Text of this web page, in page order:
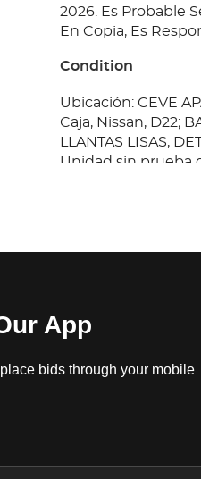
2026. Es Probable
En Copia, Es
Condition
Ubicación: CEVE
Caja, Nissan, D22;
LLANTAS LISAS,
Unidad sin prueba
App
bids through your mobile